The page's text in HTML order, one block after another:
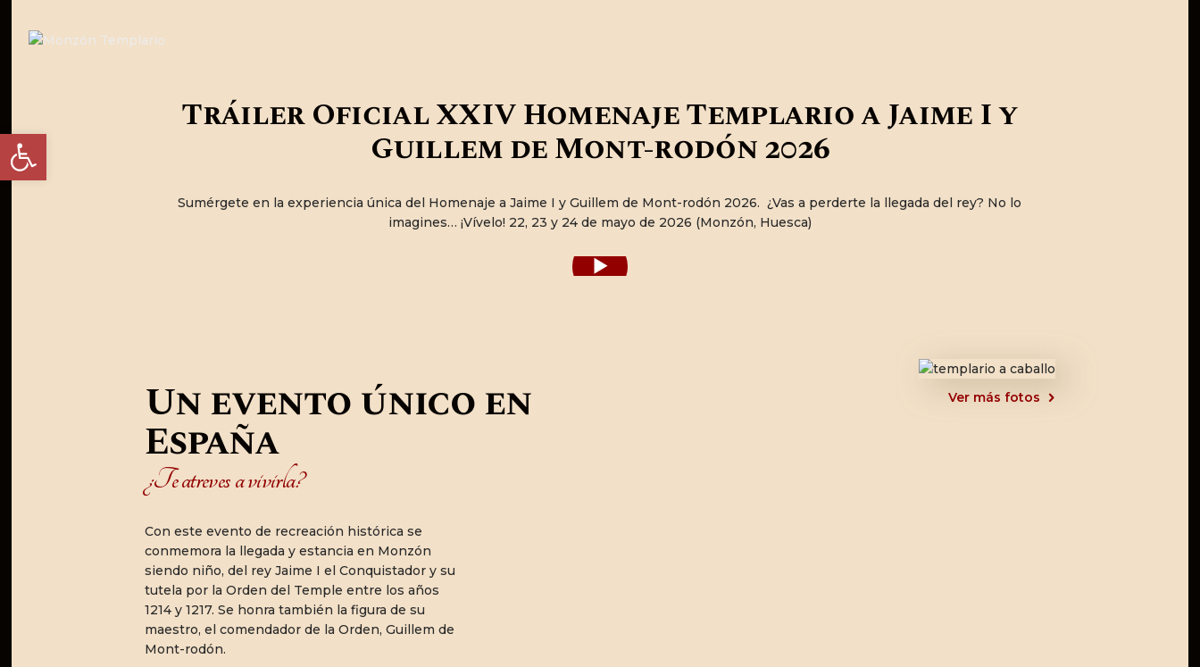
Abrir barra de herramientas
ACTUALIDAD
EL HOMENAJE
LA HISTORIA
CONTACTO
Tráiler Oficial XXIV Homenaje Templario a Jaime I y
Guillem de Mont-rodón 2026
Sumérgete en la experiencia única del Homenaje a Jaime I y Guillem de Mont-rodón 2026. ¿Vas a perderte la llegada del rey? No lo
imagines… ¡Vívelo! 22, 23 y 24 de mayo de 2026 (Monzón, Huesca)
Un evento único en
España
¿Te atreves a vivirla?
Con este evento de recreación histórica se
conmemora la llegada y estancia en Monzón
siendo niño, del rey Jaime I el Conquistador y su
tutela por la Orden del Temple entre los años
1214 y 1217. Se honra también la figura de su
maestro, el comendador de la Orden, Guillem de
Mont-rodón.
Ver más fotos